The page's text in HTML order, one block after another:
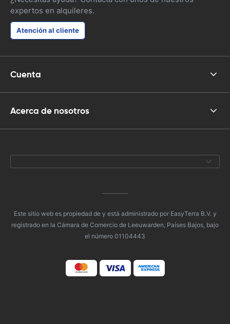
expertos en alquileres.
Atención al cliente
Cuenta
Acerca de nosotros
Este sitio web es propiedad de y está administrado por EasyTerra B.V. y
registrado en la Cámara de Comercio de Leeuwarden, Países Bajos, bajo
el número 01104443